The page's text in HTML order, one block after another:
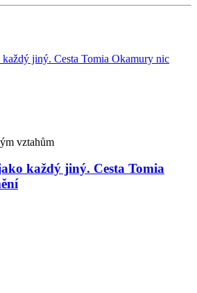
vztahům
každý jiný. Cesta Tomia